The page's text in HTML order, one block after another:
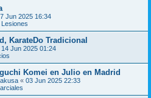
Jun 2025 16:34
KarateDo Tradicional
14 Jun 2025 01:24
Komei en Julio en Madrid
« 03 Jun 2025 22:33